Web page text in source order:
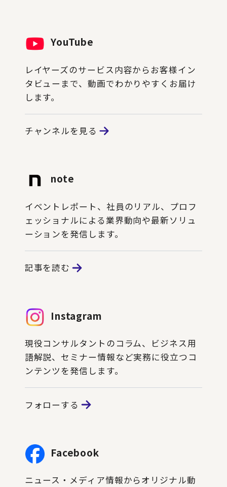
YouTube
レイヤーズのサービス内容からお客様イン
タビューまで、動画でわかりやすくお届け
します。
チャンネルを見る
note
イベントレポート、社員のリアル、プロフ
ェッショナルによる業界動向や最新ソリュ
ーションを発信します。
記事を読む
Instagram
現役コンサルタントのコラム、ビジネス用
語解説、セミナー情報など実務に役立つコ
ンテンツを発信します。
フォローする
Facebook
ニュース・メディア情報からオリジナル動